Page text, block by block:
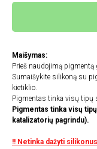
Maišymas:
Prieš naudojimą pigmentą
Sumaišykite silikoną su
kietiklio.
Pigmentas tinka visų
Pigmentas tinka visų
katalizatorių pagrindu).
!! Netinka dažyti